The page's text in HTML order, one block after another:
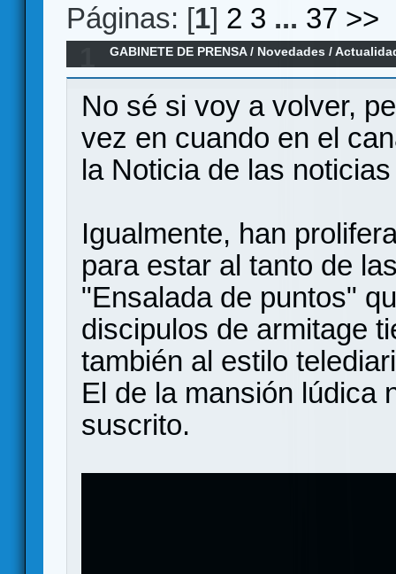
Páginas: [1] 2 3 ... 37 >>
GABINETE DE PRENSA/ Novedades /
noticia
No sé si voy a volver,
vez en cuando en el
la Noticia de las
Igualmente, han
para estar al tanto de
"Ensalada de puntos"
discipulos de armitage
también al estilo
El de la mansión lúdica
suscrito.